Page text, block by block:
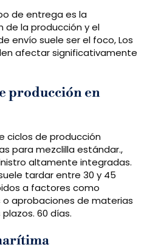
de entrega es la
de la producción y el
envío suele ser el foco, Los
afectar significativamente
producción en
ciclos de producción
para mezclilla estándar.,
altamente integradas.
tardar entre 30 y 45
a factores como
aprobaciones de materias
60 días.